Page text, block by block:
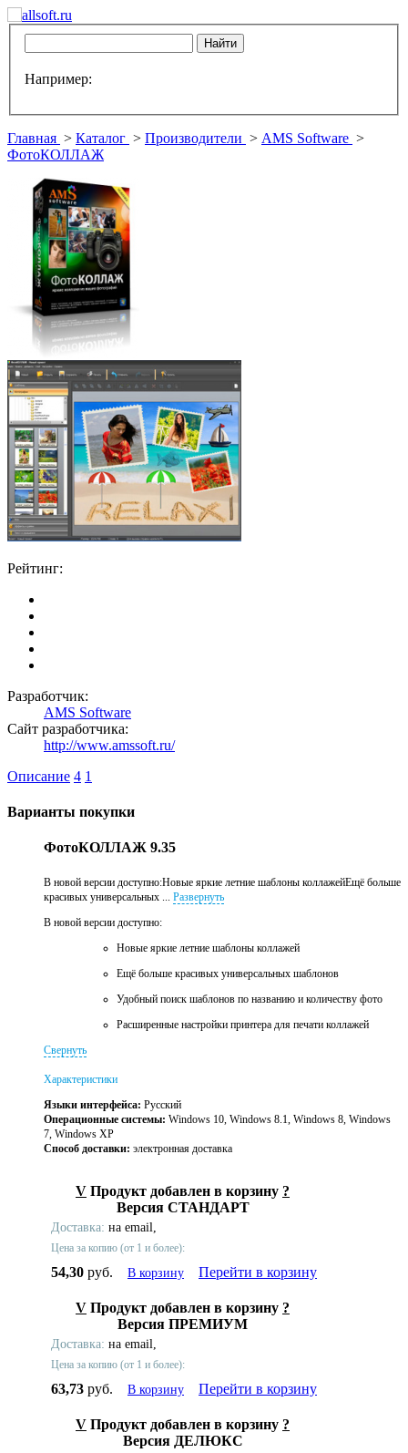
Например:
Главная > Каталог > Производители > AMS Software >
ФотоКОЛЛАЖ
Рейтинг:
Разработчик:
AMS Software
Сайт разработчика:
http://www.amssoft.ru/
Описание 4 1
Варианты покупки
ФотоКОЛЛАЖ 9.35
В новой версии доступно:Новые яркие летние шаблоны коллажейЕщё больше
красивых универсальных ... Развернуть
В новой версии доступно:
Новые яркие летние шаблоны коллажей
Ещё больше красивых универсальных шаблонов
Удобный поиск шаблонов по названию и количеству фото
Расширенные настройки принтера для печати коллажей
Свернуть
Характеристики
Языки интерфейса: Русский
Операционные системы: Windows 10, Windows 8.1, Windows 8, Windows
7, Windows XP
Способ доставки: электронная доставка
V Продукт добавлен в корзину ?
Версия СТАНДАРТ
Доставка: на email,
Цена за копию (от 1 и более):
54,30 руб. В корзину Перейти в корзину
V Продукт добавлен в корзину ?
Версия ПРЕМИУМ
Доставка: на email,
Цена за копию (от 1 и более):
63,73 руб. В корзину Перейти в корзину
V Продукт добавлен в корзину ?
Версия ДЕЛЮКС